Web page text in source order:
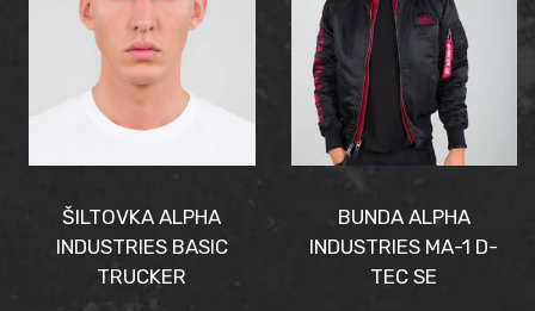
ŠILTOVKA ALPHA
INDUSTRIES BASIC
TRUCKER
BUNDA ALPHA
INDUSTRIES MA-1 D-
TEC SE